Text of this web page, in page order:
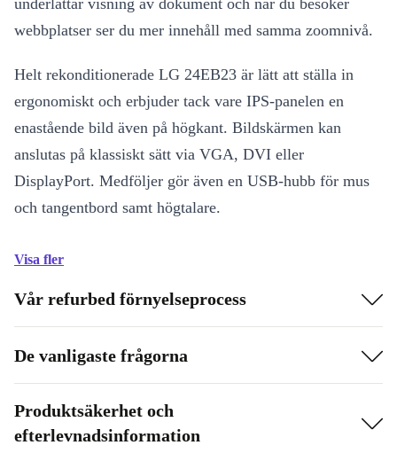
underlättar visning av dokument och när du besöker
webbplatser ser du mer innehåll med samma zoomnivå.
Helt rekonditionerade LG 24EB23 är lätt att ställa in
ergonomiskt och erbjuder tack vare IPS-panelen en
enastående bild även på högkant. Bildskärmen kan
anslutas på klassiskt sätt via VGA, DVI eller
DisplayPort. Medföljer gör även en USB-hubb för mus
och tangentbord samt högtalare.
Visa fler
Vår refurbed förnyelseprocess
De vanligaste frågorna
Produktsäkerhet och
efterlevnadsinformation